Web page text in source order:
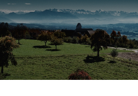
Projekte und Organisationen
Jetzt